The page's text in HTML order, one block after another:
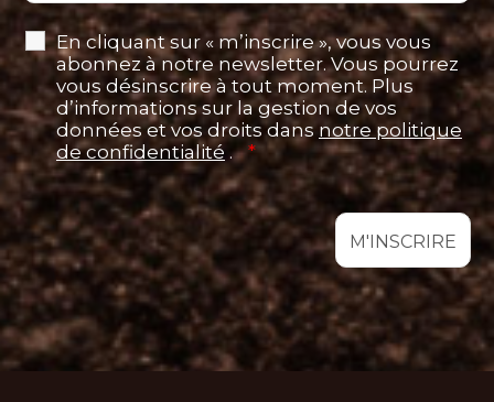
En cliquant sur « m’inscrire », vous vous
abonnez à notre newsletter. Vous pourrez
vous désinscrire à tout moment. Plus
d’informations sur la gestion de vos
données et vos droits dansnotre politique
de confidentialité . *